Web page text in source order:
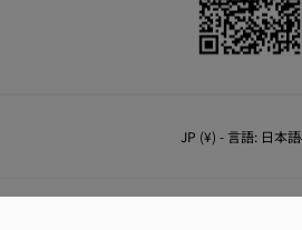
JP (¥) - 言語: 日本語